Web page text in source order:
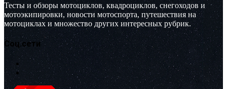
Тесты и обзоры мотоциклов, квадроциклов, снегоходов и
мотоэкипировки, новости мотоспорта, путешествия на
мотоциклах и множество других интересных рубрик.
Соц.сети